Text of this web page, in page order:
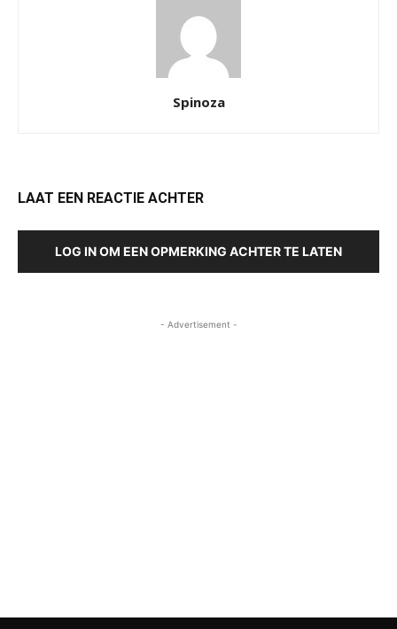
Spinoza
LAAT EEN REACTIE ACHTER
LOG IN OM EEN OPMERKING ACHTER TE LATEN
- Advertisement -